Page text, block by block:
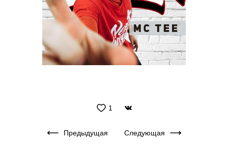
1
Предыдущая Следующая